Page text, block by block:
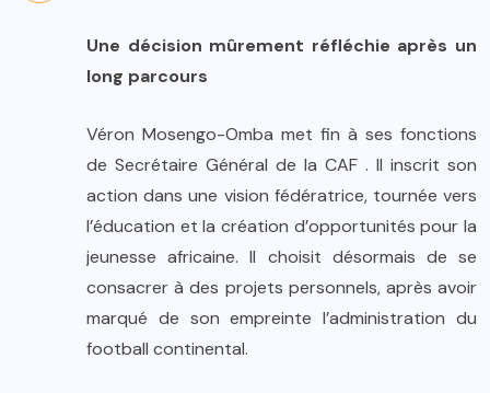
Une décision mûrement réfléchie après un
long parcours
Véron Mosengo-Omba met fin à ses fonctions
de Secrétaire Général de la CAF . Il inscrit son
action dans une vision fédératrice, tournée vers
l’éducation et la création d’opportunités pour la
jeunesse africaine. Il choisit désormais de se
consacrer à des projets personnels, après avoir
marqué de son empreinte l’administration du
football continental.